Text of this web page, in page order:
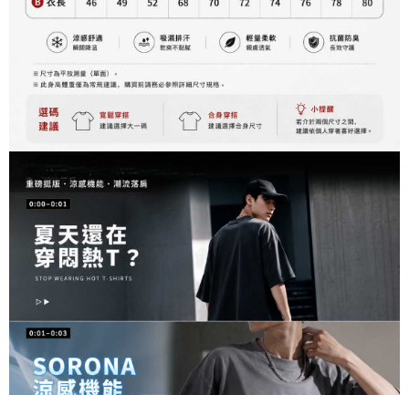
https://aftee.tw/terms/#terms3
３．未成年的使用者請事先徵得法定代理人或監護人之同意方可使用
「AFTEE先享後付」，若未經同意申辦者引起之損失，本公司不負相關責
４．使用「AFTEE先享後付」時，將依據個別帳號之用戶狀況，依本公司即
時審查核予不同之上限額度；若仍有額度不足之情形，本公司將視審查結果
５．嚴禁一人註冊多個帳號或使用他人資訊註冊。若發現惡意使用之情形，
恩沛科技股份有限公司將有權停止該用戶之使用額度並採取法律行動。